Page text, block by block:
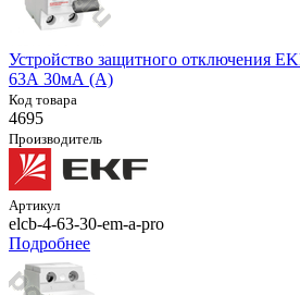
Устройство защитного отключения
63А 30мА (A)
Код товара
4695
Производитель
Артикул
elcb-4-63-30-em-a-pro
Подробнее